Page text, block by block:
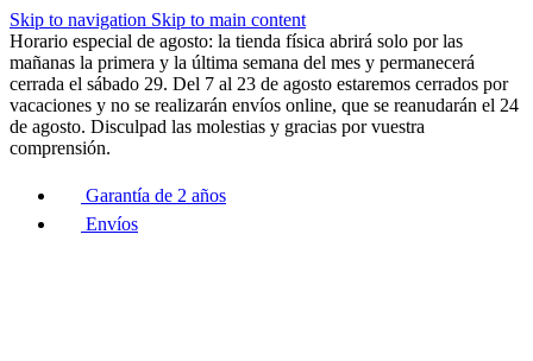
Skip to navigation Skip to main content
Horario especial de agosto: la tienda física abrirá solo por las
mañanas la primera y la última semana del mes y permanecerá
cerrada el sábado 29. Del 7 al 23 de agosto estaremos cerrados por
vacaciones y no se realizarán envíos online, que se reanudarán el 24
de agosto. Disculpad las molestias y gracias por vuestra
comprensión.
Garantía de 2 años
Envíos